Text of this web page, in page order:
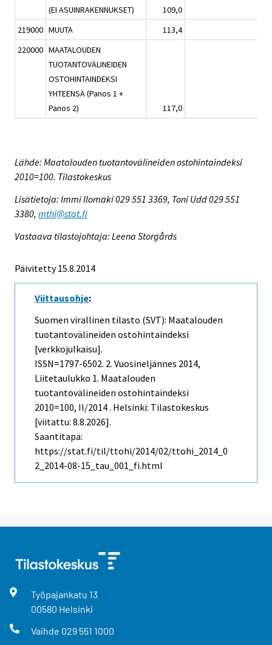
(EI ASUINRAKENNUKSET)
109,0
219000 MUUTA 113,4
220000 MAATALOUDEN
TUOTANTOVÄLINEIDEN
OSTOHINTAINDEKSI
YHTEENSÄ (Panos 1 +
Panos 2)
117,0
Lähde: Maatalouden tuotantovälineiden ostohintaindeksi
2010=100. Tilastokeskus
Lisätietoja: Immi Ilomäki 029 551 3369, Toni Udd 029 551
3380, mthi@stat.fi
Vastaava tilastojohtaja: Leena Storgårds
Päivitetty 15.8.2014
Viittausohje:
Suomen virallinen tilasto (SVT): Maatalouden
tuotantovälineiden ostohintaindeksi
[verkkojulkaisu].
ISSN=1797-6502. 2. Vuosineljännes 2014,
Liitetaulukko 1. Maatalouden
tuotantovälineiden ostohintaindeksi
2010=100, II/2014 . Helsinki: Tilastokeskus
[viitattu: 8.8.2026].
Saantitapa:
https://stat.fi/til/ttohi/2014/02/ttohi_2014_0
2_2014-08-15_tau_001_fi.html
Työpajankatu 13
00580 Helsinki
Vaihde 029 551 1000